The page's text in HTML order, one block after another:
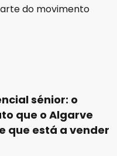
do movimento
sénior: o
que o Algarve
que está a vender